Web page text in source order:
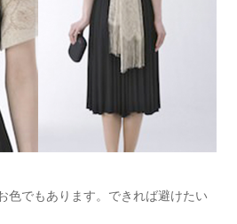
色でもあります。できれば避けたい